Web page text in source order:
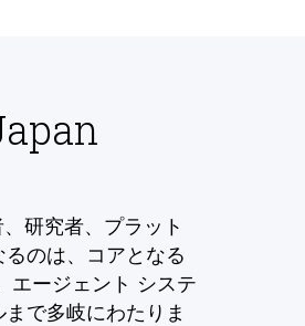
研究者、プラット
のは、コアとなる
エージェント システ
で多岐にわたりま